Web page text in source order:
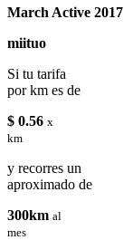
March Active 2017
miituo
Si tu tarifa
por km es de
$ 0.56 x
km
y recorres un
aproximado de
300km al
mes